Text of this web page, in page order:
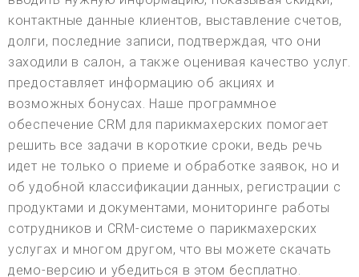
контактные данные клиентов, выставление счетов,
долги, последние записи, подтверждая, что они
заходили в салон, а также оценивая качество услуг.
предоставляет информацию об акциях и
возможных бонусах. Наше программное
обеспечение CRM для парикмахерских помогает
решить все задачи в короткие сроки, ведь речь
идет не только о приеме и обработке заявок, но и
об удобной классификации данных, регистрации с
продуктами и документами, мониторинге работы
сотрудников и CRM-системе о парикмахерских
услугах и многом другом, что вы можете скачать
демо-версию и убедиться в этом бесплатно.